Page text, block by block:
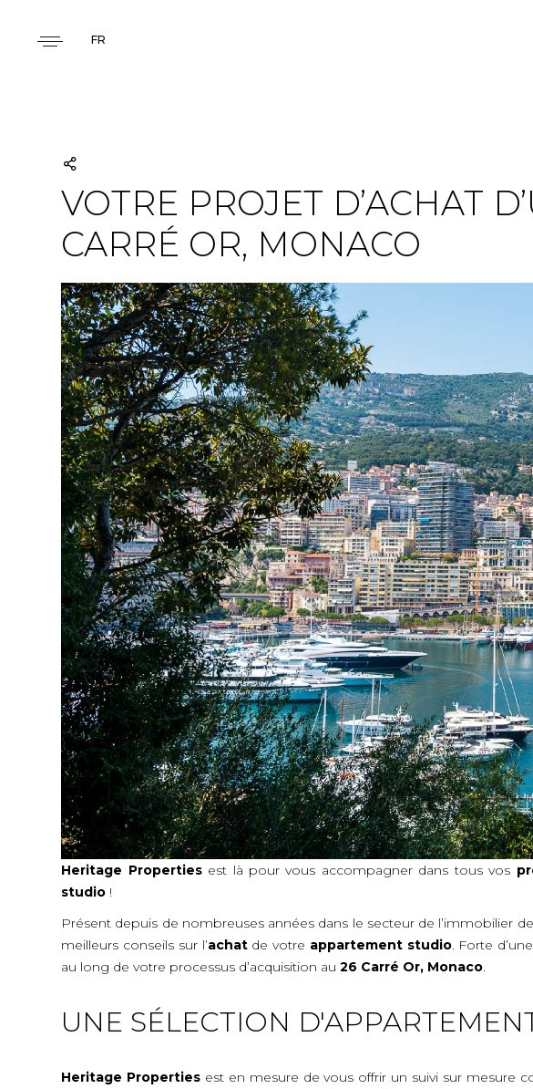
FR
VOTRE PROJET D’ACHAT
CARRÉ OR, MONACO
Heritage Propertiesest là pour vous accompagner dans tous vos
studio !
Présent depuis de nombreuses années dans le secteur de l’immobilier
meilleurs conseils sur l’achatde votre appartement studio. Forte
au long de votre processus d’acquisition au26 Carré Or, Monaco.
UNE SÉLECTION
Heritage Properties est en mesure de vous offrir un suivi sur mesure